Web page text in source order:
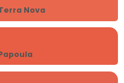
Nova